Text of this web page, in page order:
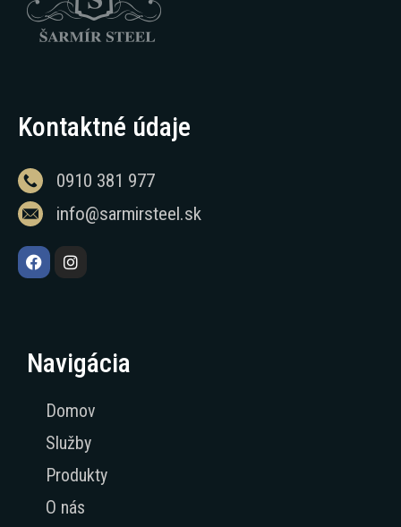
Kontaktné údaje
0910 381 977
info@sarmirsteel.sk
Navigácia
Domov
Služby
Produkty
O nás